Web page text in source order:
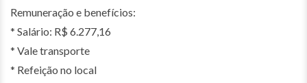
Remuneração e benefícios:
* Salário: R$ 6.277,16
* Vale transporte
* Refeição no local